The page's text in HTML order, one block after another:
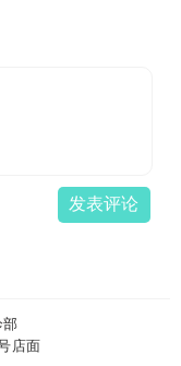
发表评论
部
店面